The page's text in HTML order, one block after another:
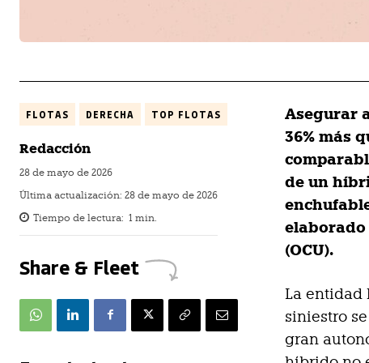
FLOTAS DERECHA TOP FLOTAS
Redacción
28 de mayo de 2026
Última actualización: 28 de mayo de 2026
Tiempo de lectura: 1 min.
Share & Fleet
Asegurar
36% más
de un
elaborado
(OCU).
La entidad
siniestro
gran